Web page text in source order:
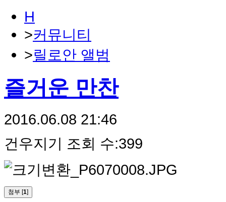
H
>커뮤니티
>릴로안 앨범
즐거운 만찬
2016.06.08 21:46
건우지기 조회 수:399
첨부 [1]